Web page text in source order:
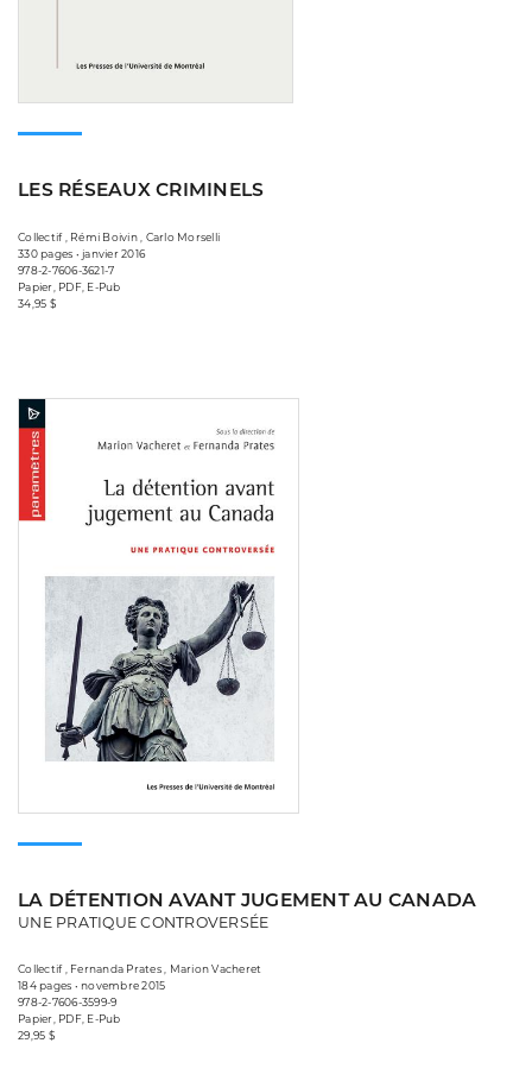
LES RÉSEAUX CRIMINELS
Collectif , Rémi Boivin , Carlo Morselli
330 pages • janvier 2016
978-2-7606-3621-7
Papier, PDF, E-Pub
34,95 $
LA DÉTENTION AVANT JUGEMENT AU CANADA
UNE PRATIQUE CONTROVERSÉE
Collectif , Fernanda Prates , Marion Vacheret
184 pages • novembre 2015
978-2-7606-3599-9
Papier, PDF, E-Pub
29,95 $